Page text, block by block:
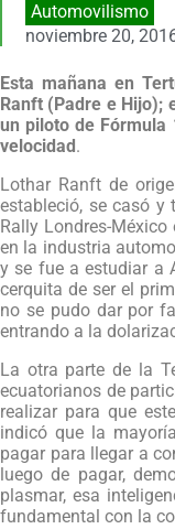
Automovilismo
noviembre 20,
Esta mañana en
Ranft (Padre e Hijo);
un piloto de
velocidad .
Lothar Ranft de
estableció, se casó y
Rally Londres-
en la industria
y se fue a estudiar a
cerquita de ser el
no se pudo dar por
entrando a la
La otra parte de la
ecuatorianos de
realizar para que
indicó que la
pagar para llegar a
luego de pagar,
plasmar, esa
fundamental con la